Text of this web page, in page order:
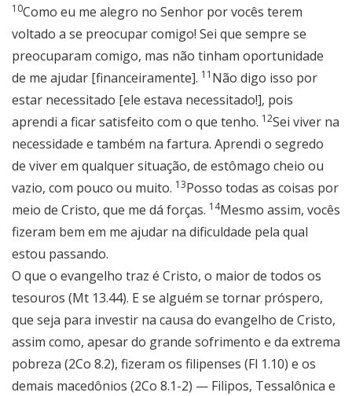
10Como eu me alegro no Senhor por vocês terem
voltado a se preocupar comigo! Sei que sempre se
preocuparam comigo, mas não tinham oportunidade
de me ajudar [financeiramente]. 11 Não digo isso por
estar necessitado [ele estava necessitado!], pois
aprendi a ficar satisfeito com o que tenho. 12Sei viver na
necessidade e também na fartura. Aprendi o segredo
de viver em qualquer situação, de estômago cheio ou
vazio, com pouco ou muito. 13Posso todas as coisas por
meio de Cristo, que me dá forças. 14Mesmo assim, vocês
fizeram bem em me ajudar na dificuldade pela qual
estou passando.
O que o evangelho traz é Cristo, o maior de todos os
tesouros (Mt 13.44). E se alguém se tornar próspero,
que seja para investir na causa do evangelho de Cristo,
assim como, apesar do grande sofrimento e da extrema
pobreza (2Co 8.2), fizeram os filipenses (Fl 1.10) e os
demais macedônios (2Co 8.1-2) — Filipos, Tessalônica e